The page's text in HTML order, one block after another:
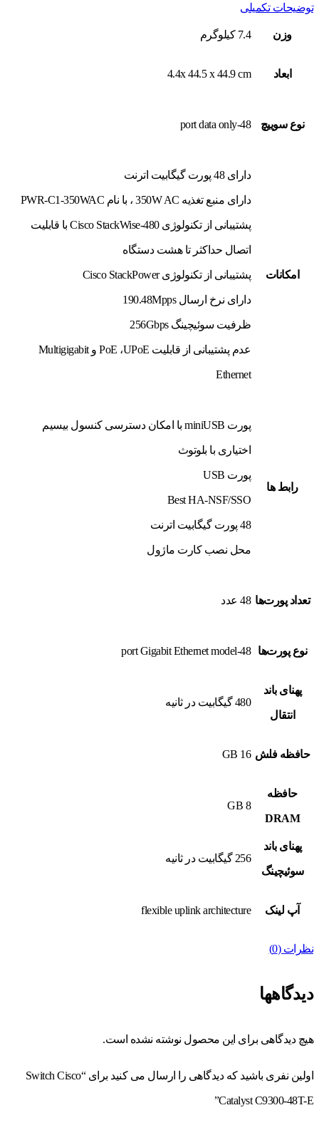
توضیحات تکمیلی
وزن 7.4 کیلوگرم
ابعاد 4.4x 44.5 x 44.9 cm
نوع سوييچ 48-port data only
امکانات
دارای 48 پورت گیگابیت اترنت
دارای منبع تغذیه 350W AC ، با نام PWR-C1-350WAC
پشتیبانی از تکنولوژی Cisco StackWise-480 با قابلیت
اتصال حداکثر تا هشت دستگاه
پشتیبانی از تکنولوژی Cisco StackPower
دارای نرخ ارسال 190.48Mpps
ظرفیت سوئیچینگ 256Gbps
عدم پشتیبانی از قابلیت PoE ،UPoE و Multigigabit
Ethernet
رابط ها
پورت miniUSB با امکان دسترسی کنسول بیسیم
اختیاری با بلوتوث
پورت USB
Best HA-NSF/SSO
48 پورت گیگابیت اترنت
محل نصب کارت ماژول
تعداد پورت‌ها 48 عدد
نوع پورت‌ها 48-port Gigabit Ethernet model
پهنای باند
انتقال
480 گیگابیت در ثانیه
حافظه فلش 16 GB
حافظه
DRAM
8 GB
پهنای باند
سوئیچینگ
256 گیگابیت در ثانیه
آپ لینک flexible uplink architecture
نظرات (0)
دیدگاهها
هیچ دیدگاهی برای این محصول نوشته نشده است.
اولین نفری باشید که دیدگاهی را ارسال می کنید برای “Switch Cisco
Catalyst C9300-48T-E”